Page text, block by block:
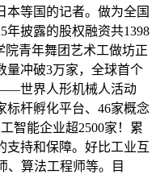
本等国的记者。做为全国
年披露的股权融资共1398
院青年舞团艺术工做坊正
量冲破3万家，全球首个
世界人形机械人活动
标杆孵化平台、46家概念
智能企业超2500家！累
支持和保障。好比工业互
、算法工程师等。目